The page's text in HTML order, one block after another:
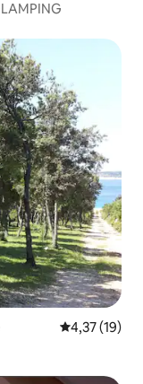
4,37 (19)